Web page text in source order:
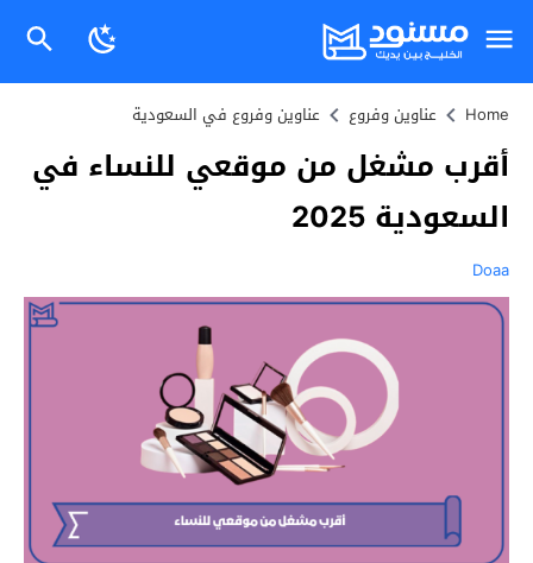
Home عناوين وفروع عناوين وفروع في السعودية
أقرب مشغل من موقعي للنساء في
السعودية 2025
Doaa